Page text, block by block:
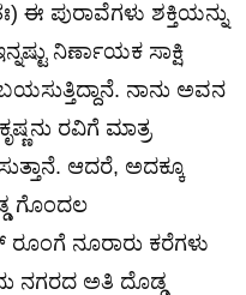
ಈ ಪುರಾವೆಗಳು ಶಕ್ತಿಯನ್ನು
ನಿರ್ಣಾಯಕ ಸಾಕ್ಷಿ
ನಾನು ಅವನ
ರವಿಗೆ ಮಾತ್ರ
ಆದರೆ, ಅದಕ್ಕೂ
ಗೊಂದಲ
ರೂಂಗೆ ನೂರಾರು ಕರೆಗಳು
ನಗರದ ಅತಿ ದೊಡ್ಡ